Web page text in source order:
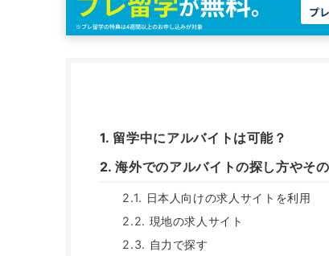
留学中にアルバイトは可能？
海外でのアルバイトの探し方やそ
日本人向けの求人サイトを利用
現地の求人サイト
自力で探す